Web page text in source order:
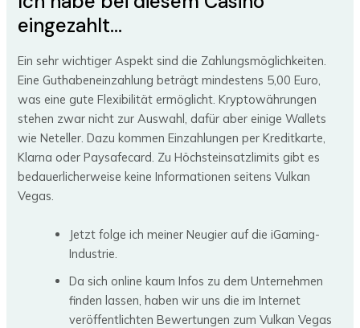
eingezahlt…
Ein sehr wichtiger Aspekt sind die Zahlungsmöglichkeiten.
Eine Guthabeneinzahlung beträgt mindestens 5,00 Euro,
was eine gute Flexibilität ermöglicht. Kryptowährungen
stehen zwar nicht zur Auswahl, dafür aber einige Wallets
wie Neteller. Dazu kommen Einzahlungen per Kreditkarte,
Klarna oder Paysafecard. Zu Höchsteinsatzlimits gibt es
bedauerlicherweise keine Informationen seitens Vulkan
Vegas.
Jetzt folge ich meiner Neugier auf die iGaming-
Industrie.
Da sich online kaum Infos zu dem Unternehmen
finden lassen, haben wir uns die im Internet
veröffentlichten Bewertungen zum Vulkan Vegas